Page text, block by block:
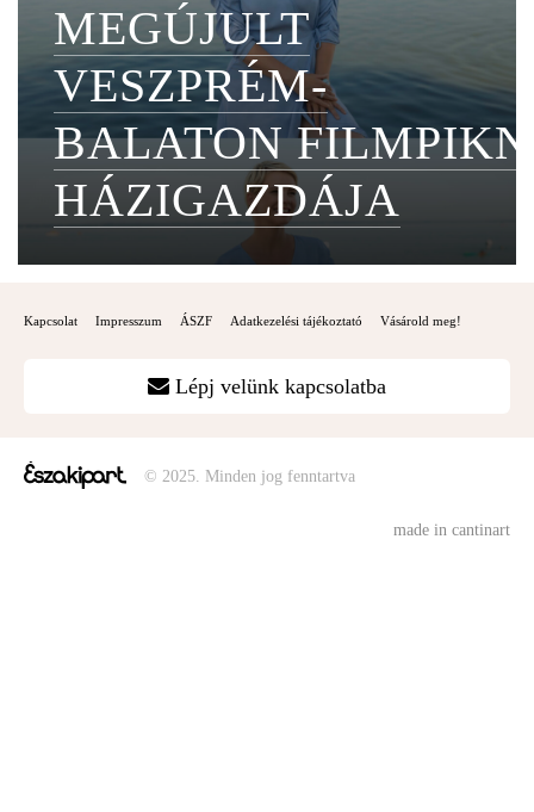
MEGÚJULT
VESZPRÉM-
BALATON
HÁZIGAZDÁJA
Kapcsolat Impresszum ÁSZF Adatkezelési tájékoztató Vásárold meg!
Lépj velünk kapcsolatba
© 2025. Minden jog fenntartva
made in cantinart